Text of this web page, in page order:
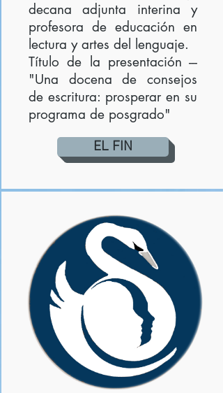
decana adjunta interina y
profesora de educación en
lectura y artes del lenguaje.
Título de la presentación ---
"Una docena de consejos
de escritura: prosperar en su
programa de posgrado"
EL FIN